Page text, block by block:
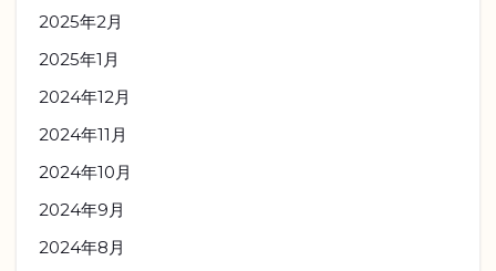
2025年2月
2025年1月
2024年12月
2024年11月
2024年10月
2024年9月
2024年8月